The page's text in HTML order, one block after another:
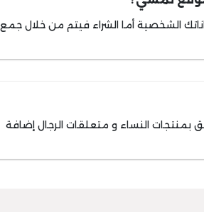
الشخصية أما الشراء فيتم من خلال جمع
رئيسية تتعلق بمنتجات النساء و متعلقات الرجال إضافة